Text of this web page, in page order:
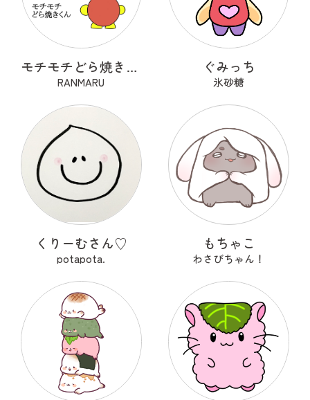
モチモチどら焼きくん
RANMARU
ぐみっち
氷砂糖
くりーむさん♡
potapota.
もちゃこ
わさびちゃん！